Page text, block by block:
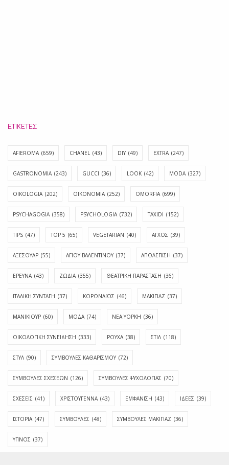
ΕΤΙΚΈΤΕΣ
AFIEROMA (659) CHANEL (43) DIY (49) EXTRA (247)
GASTRONOMIA (243) GUCCI (36) LOOK (42) MODA (327)
OIKOLOGIA (202) OIKONOMIA (252) OMORFIA (699)
PSYCHAGOGIA (358) PSYCHOLOGIA (732) TAXIDI (152)
TIPS (47) TOP 5 (65) VEGETARIAN (40) ΑΓΧΟΣ (39)
ΑΞΕΣΟΥΑΡ (55) ΑΓΊΟΥ ΒΑΛΕΝΤΊΝΟΥ (37) ΑΠΟΛΈΠΙΣΗ (37)
ΕΡΕΥΝΑ (43) ΖΩΔΙΑ (355) ΘΕΑΤΡΙΚΗ ΠΑΡΑΣΤΑΣΗ (36)
ΙΤΑΛΙΚΗ ΣΥΝΤΑΓΗ (37) ΚΟΡΩΝΑΪΟΣ (46) ΜΑΚΙΓΙΑΖ (37)
ΜΑΝΙΚΙΟΥΡ (60) ΜΟΔΑ (74) ΝΕΑ ΥΟΡΚΗ (36)
ΟΙΚΟΛΟΓΙΚΗ ΣΥΝΕΙΔΗΣΗ (333) ΡΟΥΧΑ (38) ΣΤΙΛ (118)
ΣΤΥΛ (90) ΣΥΜΒΟΥΛΕΣ ΚΑΘΑΡΙΣΜΟΥ (72)
ΣΥΜΒΟΥΛΕΣ ΣΧΕΣΕΩΝ (126) ΣΥΜΒΟΥΛΕΣ ΨΥΧΟΛΟΓΙΑΣ (70)
ΣΧΕΣΕΙΣ (41) ΧΡΙΣΤΟΥΓΕΝΝΑ (43) ΕΜΦΆΝΙΣΗ (43) ΙΔΈΕΣ (39)
ΙΣΤΟΡΊΑ (47) ΣΥΜΒΟΥΛΈΣ (48) ΣΥΜΒΟΥΛΈΣ ΜΑΚΙΓΙΆΖ (36)
ΎΠΝΟΣ (37)